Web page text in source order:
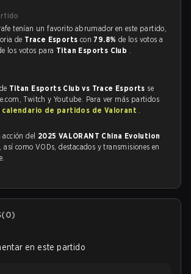
tenían un favorito abrumador en este partido,
de Trace Esports con 79.8% de los votos a
los votos para Titan Esports Club .
Titan Esports Club vs Trace Esports se
Twitch y Youtube. Para ver más partidos
calendario de partidos de Valorant .
del 2025 VALORANT China Evolution
, así como VODs, destacados y transmisiones en
(0)
en este partido